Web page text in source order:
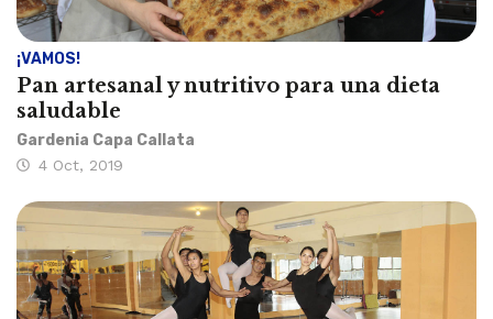
¡VAMOS!
Pan artesanal y nutritivo para una dieta
saludable
Gardenia Capa Callata
4 Oct, 2019